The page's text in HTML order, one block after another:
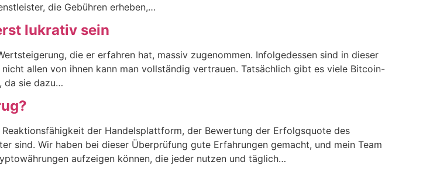
die Gebühren erheben,…
lukrativ sein
die er erfahren hat, massiv zugenommen. Infolgedessen sind in dieser
allen von ihnen kann man vollständig vertrauen. Tatsächlich gibt es viele Bitcoin-
da sie dazu…
der Handelsplattform, der Bewertung der Erfolgsquote des
sind. Wir haben bei dieser Überprüfung gute Erfahrungen gemacht, und mein Team
aufzeigen können, die jeder nutzen und täglich…